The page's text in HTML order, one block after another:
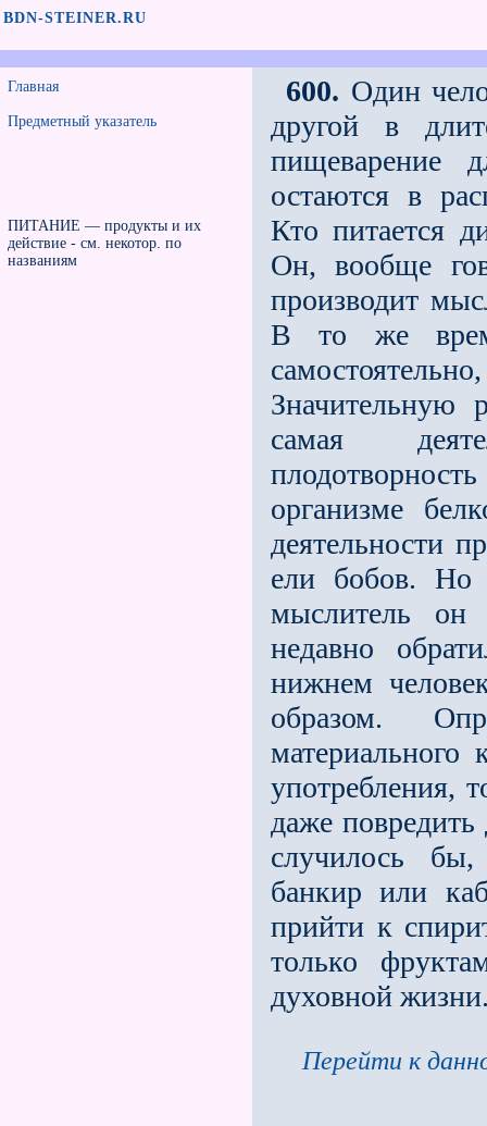
BDN-STEINER.RU
Главная
Предметный указатель
ПИТАНИЕ — продукты и их
действие - см. некотор. по
названиям
600. Один
другой в
пищеварение
остаются в
Кто питается
Он, вообще
производит
В то же
Значительную
самая
организме
деятельности
ели бобов. Но
мыслитель он
недавно
нижнем
образом.
употребления,
даже
случилось
банкир или
прийти к
только
духовной
Перейти к